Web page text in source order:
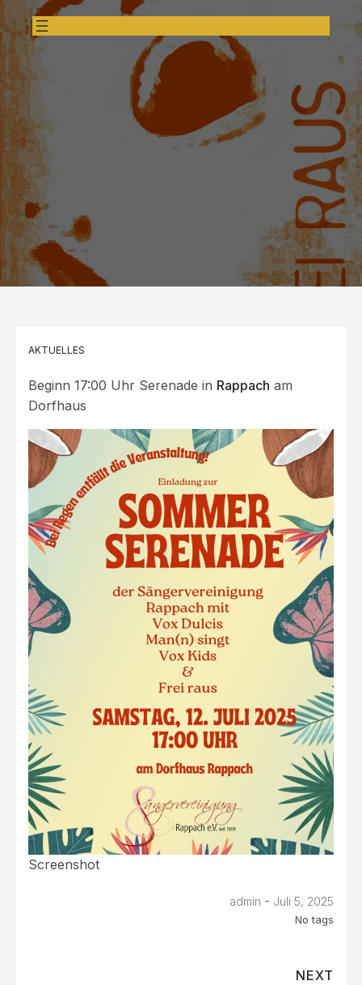
AKTUELLES
Beginn 17:00 Uhr Serenade in Rappach am
Dorfhaus
Screenshot
admin - Juli 5, 2025
No tags
NEXT